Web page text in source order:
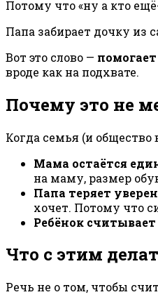
Потому что «ну а кто
Папа забирает дочку из
Вот это слово — помогает
вроде как на подхвате.
Почему это не
Когда семья (и
Мама остаётся
на маму, размер
Папа теряет
хочет. Потому что
Ребёнок
Что с этим
Речь не о том, чтобы